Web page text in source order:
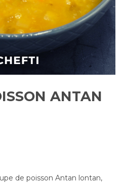
ANTAN
de poisson Antan lontan,